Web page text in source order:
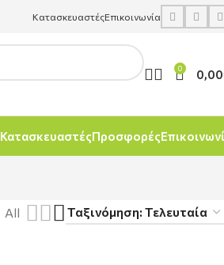
ΚατασκευαστέςΕπικοινωνία
0 0,00
ΚατασκευαστέςΠροσφορές
All